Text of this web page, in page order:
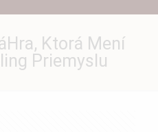
Ktorá Mení
Priemyslu